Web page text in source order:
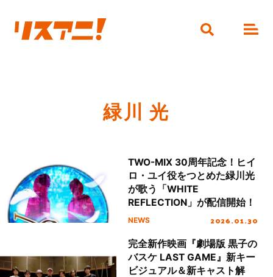
緑川 光
TWO-MIX 30周年記念！ヒイ
ロ・ユイ役をつとめた緑川光
が歌う「WHITE
REFLECTION」が配信開始！
NEWS 2026.01.30
完全新作映画『劇場版 黒子の
バスケ LAST GAME』新キー
ビジュアル＆新キャスト解